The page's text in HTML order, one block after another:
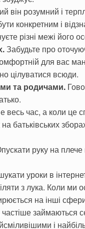
він розумний і
конкретним і
різні межі його
Забудьте про
для вас
цілуватися всюди.
та родичами.
весь час, а коли це
батьківських
руку на плече
уроки в
з лука. Коли
на інші
частіше
і